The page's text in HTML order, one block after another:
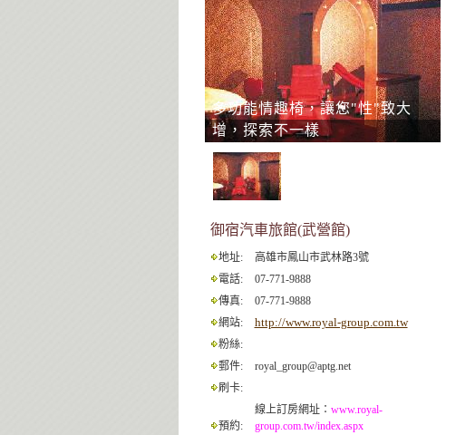
多功能情趣椅，讓您"性"致大
增，探索不一樣
御宿汽車旅館(武營館)
地址:
高雄市鳳山市武林路3號
電話:
07-771-9888
傳真:
07-771-9888
網站:
http://www.royal-group.com.tw
粉絲:
郵件:
royal_group@aptg.net
刷卡:
預約:
線上訂房網址： www.royal-
group.com.tw/index.aspx